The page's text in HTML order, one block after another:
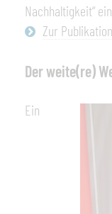
Nachhaltigkeit“
Zur Publikation
Der weite(re)
Ein